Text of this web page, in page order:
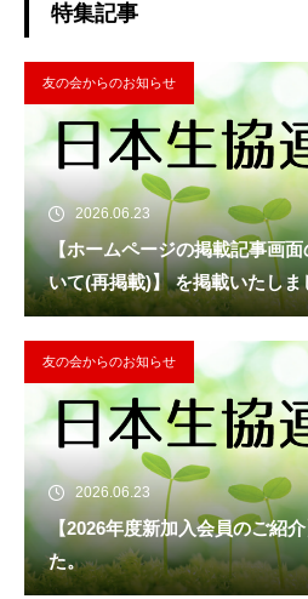
特集記事
友の会からのお知らせ
2026.06.23
【ホームページの掲載記事画
いて(再掲載)】 を掲載いたしま
友の会からのお知らせ
2026.06.23
【2026年度新加入会員のご紹
た。